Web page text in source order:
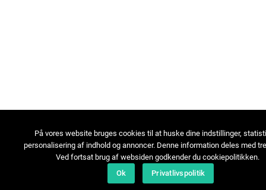
På vores website bruges cookies til at huske dine indstillinger,
personalisering af indhold og annoncer. Denne information deles med
Ved fortsat brug af websiden godkender du cookiepolitikken.
Ok
Privatlivspolitik